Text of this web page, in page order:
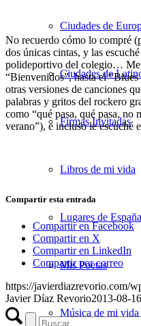
Ciudades de
Ciudades de
Firmas Invitadas
Libros de mi vida
Lugares de España
Mis Poetas
Música de mi vida
No recuerdo cómo lo compré
dos únicas cintas, y las
polideportivo del colegio… Me
“Bienvenidos”, hasta el
otras versiones de canciones
palabras y gritos del rockero
como “qué pasa, qué pasa,
verano”), e incluso le escuché
Compartir esta entrada
Compartir en Facebook
Compartir en X
Compartir en LinkedIn
Compartir por correo
https://javierdiazrevorio.com/
Javier Díaz Revorio2013-08-